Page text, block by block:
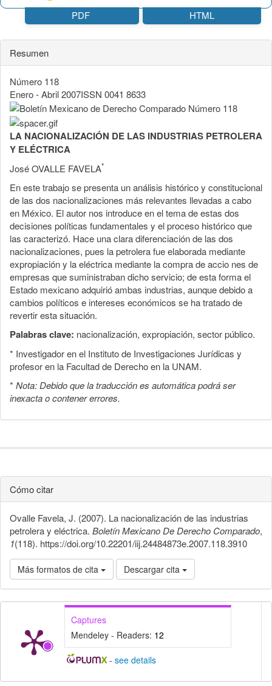
PDF HTML
Resumen
Número 118
Enero - Abril 2007ISSN 0041 8633
LA NACIONALIZACIÓN DE LAS INDUSTRIAS PETROLERA
Y ELÉCTRICA
José OVALLE FAVELA*
En este trabajo se presenta un análisis histórico y constitucional
de las dos nacionalizaciones más relevantes llevadas a cabo
en México. El autor nos introduce en el tema de estas dos
decisiones políticas fundamentales y el proceso histórico que
las caracterizó. Hace una clara diferenciación de las dos
nacionalizaciones, pues la petrolera fue elaborada mediante
expropiación y la eléctrica mediante la compra de accio nes de
empresas que suministraban dicho servicio; de esta forma el
Estado mexicano adquirió ambas industrias, aunque debido a
cambios políticos e intereses económicos se ha tratado de
revertir esta situación.
Palabras clave: nacionalización, expropiación, sector público.
* Investigador en el Instituto de Investigaciones Jurídicas y
profesor en la Facultad de Derecho en la UNAM.
* Nota: Debido que la traducción es automática podrá ser
inexacta o contener errores.
Cómo citar
Ovalle Favela, J. (2007). La nacionalización de las industrias
petrolera y eléctrica. Boletín Mexicano De Derecho Comparado,
1(118). https://doi.org/10.22201/iij.24484873e.2007.118.3910
Más formatos de cita Descargar cita
Captures
Mendeley - Readers: 12
- see details